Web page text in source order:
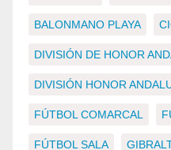
BALONMANO PLAYA
DIVISIÓN DE HONOR
DIVISIÓN HONOR
FÚTBOL COMARCAL
FÚTBOL SALA